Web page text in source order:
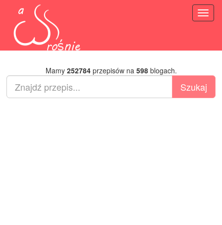
Mamy 252784przepisów na 598blogach.